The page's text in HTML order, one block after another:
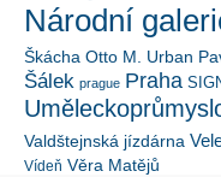
Národní
Škácha Otto M. Urban
Šálek prague Praha
Valdštejnská jízdárna
Vídeň Věra Matějů